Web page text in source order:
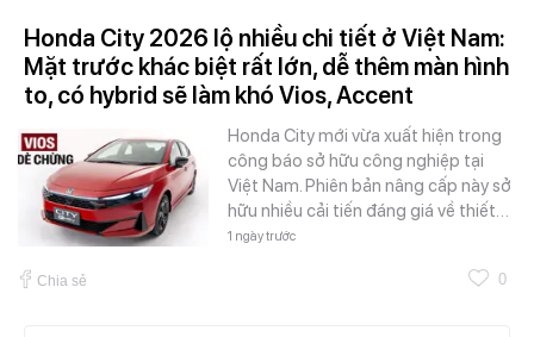
Honda City 2026 lộ nhiều chi tiết ở Việt Nam:
Mặt trước khác biệt rất lớn, dễ thêm màn hình
to, có hybrid sẽ làm khó Vios, Accent
Honda City mới vừa xuất hiện trong
công báo sở hữu công nghiệp tại
Việt Nam. Phiên bản nâng cấp này sở
hữu nhiều cải tiến đáng giá về thiết…
1 ngày trước
Chia sẻ 0